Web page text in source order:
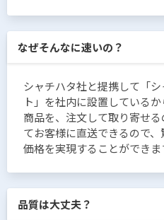
なぜそんなに速いの？
シャチハタ社と提携して「
ト」を社内に設置しているか
商品を、注文して取り寄せ
てお客様に直送できるので
価格を実現することができま
品質は大丈夫？